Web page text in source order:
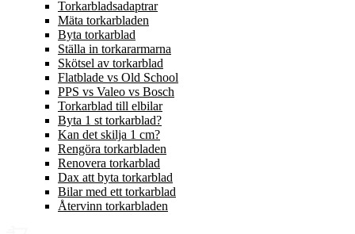
Torkarbladsadaptrar
Mäta torkarbladen
Byta torkarblad
Ställa in torkararmarna
Skötsel av torkarblad
Flatblade vs Old School
PPS vs Valeo vs Bosch
Torkarblad till elbilar
Byta 1 st torkarblad?
Kan det skilja 1 cm?
Rengöra torkarbladen
Renovera torkarblad
Dax att byta torkarblad
Bilar med ett torkarblad
Återvinn torkarbladen